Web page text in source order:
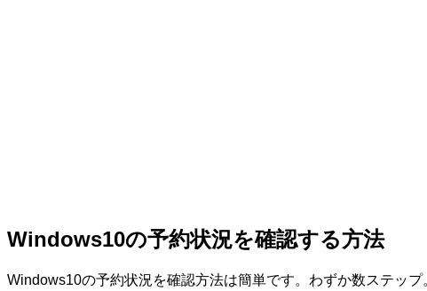
Windows10の予約状況を確認する方法
Windows10の予約状況を確認方法は簡単です。わずか数ステップ